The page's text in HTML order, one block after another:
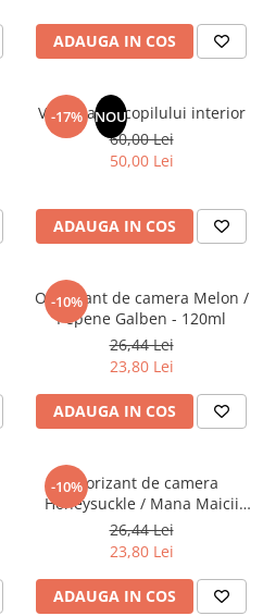
ADAUGA IN COS
-17% NOU
Vindecarea copilului interior
60,00 Lei
50,00 Lei
ADAUGA IN COS
-10%
Odorizant de camera Melon /
Pepene Galben - 120ml
26,44 Lei
23,80 Lei
ADAUGA IN COS
-10%
Odorizant de camera
Honeysuckle / Mana Maicii
Domnului - 120 ml
26,44 Lei
23,80 Lei
ADAUGA IN COS